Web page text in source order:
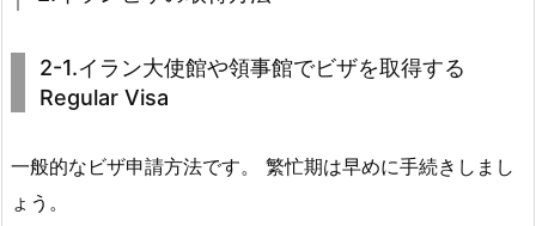
2-1.イラン大使館や領事館でビザを取得する
Regular Visa
一般的なビザ申請方法です。 繁忙期は早めに手続きしまし
ょう。